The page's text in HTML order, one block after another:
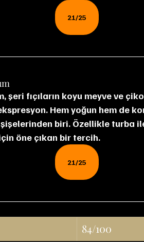
21/25
Hem yoğun hem de
biri. Özellikle turba
öne çıkan bir tercih.
21/25
84/100